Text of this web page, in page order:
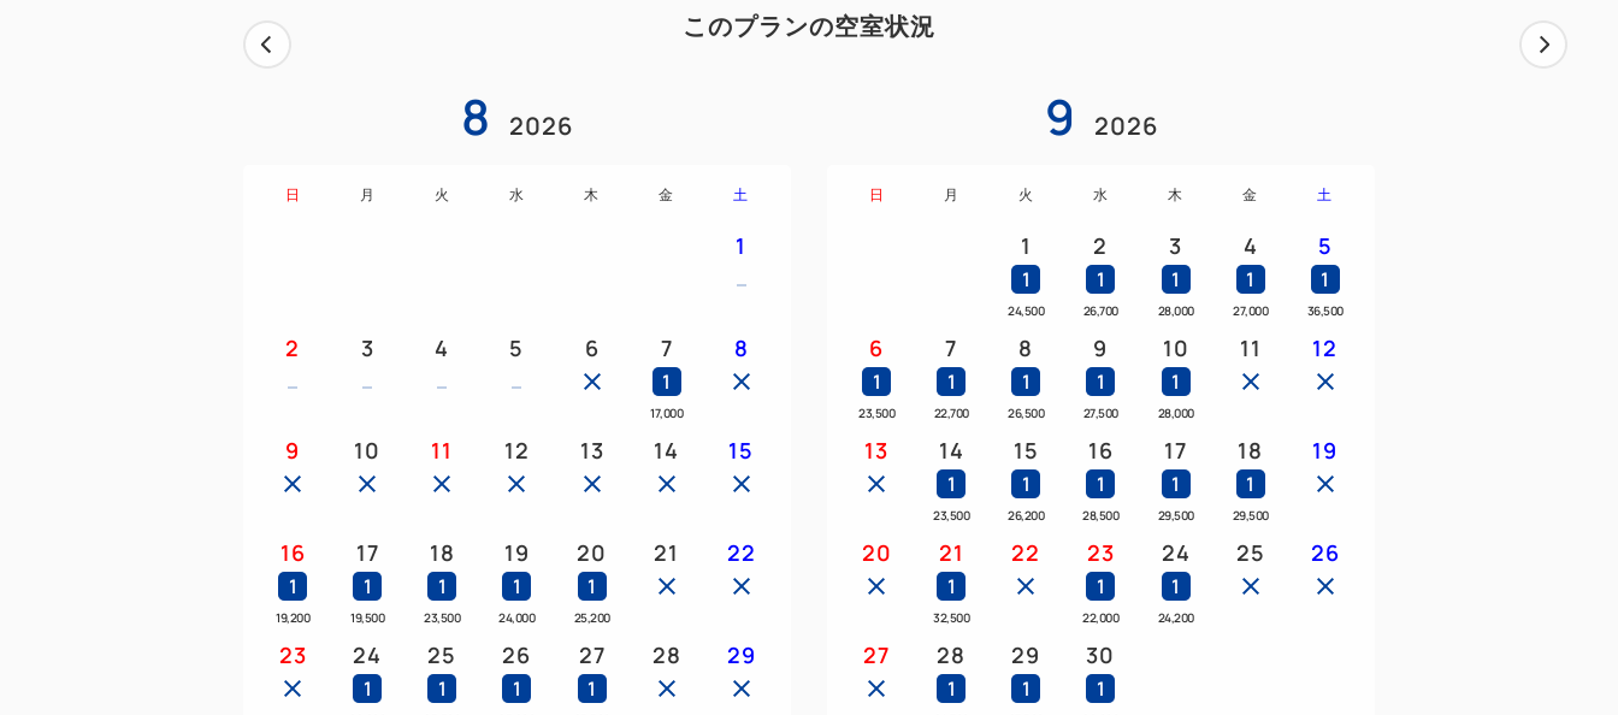
心地よさを追求したロボットホテルです。
目指すは、常識を超えた先にある、
かつてない感動と快適性。そんな「変なホテル」は
として、ギネスにも登録されました。
★*変なホテル４大魅力*★
1．新★感覚のロボットホテル！
フロントではヒューマノイド（人型ロボット）がお出迎え！
近未来的な非日常へいざないます♪
クローゼット型のホームクリーニング機。
内部をスチームで満たすことで、洗濯機では洗えない
花粉・ホコリなどの汚れを落とすこともできます。
都営地下鉄「大門」駅B4出口より徒歩1分、JR「浜松町」駅北口よ
り徒歩2分、東京モノレール「浜松町」駅中央口から徒歩約4分
このプランの空室状況
8 2026
日 月 火 水 木 金 土
1
2 3 4 5 6 7
1
17,000
8
9 10 11 12 13 14 15
16
1
19,200
17
1
19,500
18
1
23,500
19
1
24,000
20
1
25,200
21 22
23 24
1
25
1
26
1
27
1
28 29
9 2026
日 月 火 水 木 金 土
1
1
24,500
2
1
26,700
3
1
28,000
4
1
27,000
5
1
36,500
6
1
23,500
7
1
22,700
8
1
26,500
9
1
27,500
10
1
28,000
11 12
13 14
1
23,500
15
1
26,200
16
1
28,500
17
1
29,500
18
1
29,500
19
20 21
1
32,500
22 23
1
22,000
24
1
24,200
25 26
27 28
1
29
1
30
1